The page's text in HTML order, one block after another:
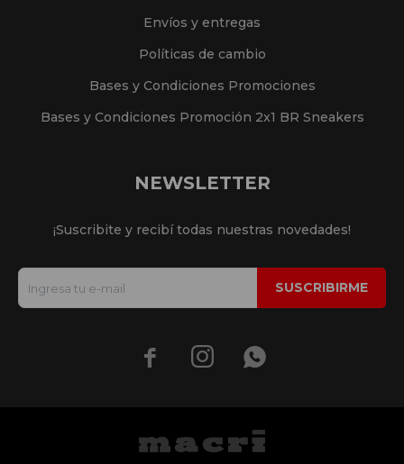
Envíos y entregas
Políticas de cambio
Bases y Condiciones Promociones
Bases y Condiciones Promoción 2x1 BR Sneakers
NEWSLETTER
¡Suscribite y recibí todas nuestras novedades!
SUSCRIBIRME
  